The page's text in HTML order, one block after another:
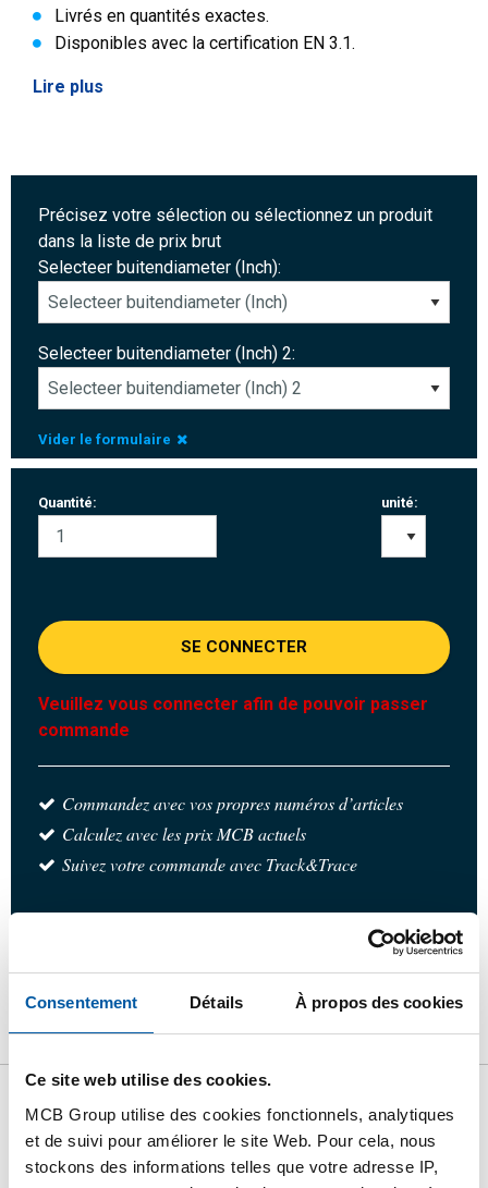
Consentement Détails À propos des cookies
Ce site web utilise des cookies.
MCB Group utilise des cookies fonctionnels, analytiques
et de suivi pour améliorer le site Web. Pour cela, nous
stockons des informations telles que votre adresse IP,
Livrés en quantités exactes.
Disponibles avec la certification EN 3.1.
Lire plus
Précisez votre sélection ou sélectionnez un produit
dans la liste de prix brut
Selecteer buitendiameter (Inch):
Selecteer buitendiameter (Inch) 2:
Vider le formulaire
Quantité: unité:
SE CONNECTER
Veuillez vous connecter afin de pouvoir passer
commande
Commandez avec vos propres numéros d’articles
Calculez avec les prix MCB actuels
Suivez votre commande avec Track&Trace
Produit Description du produit Liste de prix brut
Téléchargements Caractéristiques
Liste de prix bruts: Acier inox
316 raccord de reduction BSP